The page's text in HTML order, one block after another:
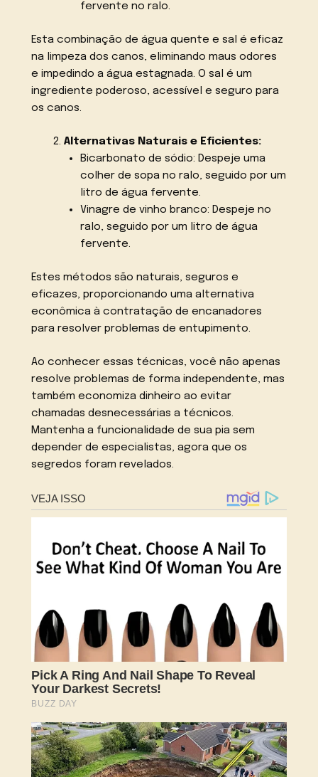
fervente no ralo.
Esta combinação de água quente e sal é eficaz
na limpeza dos canos, eliminando maus odores
e impedindo a água estagnada. O sal é um
ingrediente poderoso, acessível e seguro para
os canos.
Alternativas Naturais e Eficientes:
Bicarbonato de sódio: Despeje uma
colher de sopa no ralo, seguido por um
litro de água fervente.
Vinagre de vinho branco: Despeje no
ralo, seguido por um litro de água
fervente.
Estes métodos são naturais, seguros e
eficazes, proporcionando uma alternativa
econômica à contratação de encanadores
para resolver problemas de entupimento.
Ao conhecer essas técnicas, você não apenas
resolve problemas de forma independente, mas
também economiza dinheiro ao evitar
chamadas desnecessárias a técnicos.
Mantenha a funcionalidade de sua pia sem
depender de especialistas, agora que os
segredos foram revelados.